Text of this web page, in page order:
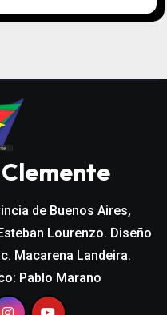
de Buenos Aires,
Lourenzo. Diseño
Macarena Landeira.
Pablo Marano